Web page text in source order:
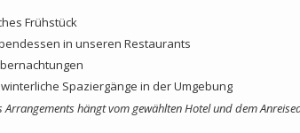
Frühstück
in unseren Restaurants
Spaziergänge in der Umgebung
Arrangements hängt vom gewählten Hotel und dem